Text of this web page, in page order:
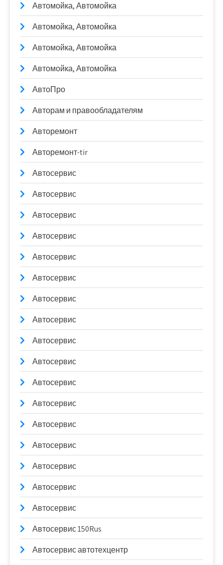
Автомойка, Автомойка
Автомойка, Автомойка
Автомойка, Автомойка
Автомойка, Автомойка
АвтоПро
Авторам и правообладателям
Авторемонт
Авторемонт-tir
Автосервис
Автосервис
Автосервис
Автосервис
Автосервис
Автосервис
Автосервис
Автосервис
Автосервис
Автосервис
Автосервис
Автосервис
Автосервис
Автосервис
Автосервис
Автосервис
Автосервис
Автосервис 150Rus
Автосервис автотехцентр